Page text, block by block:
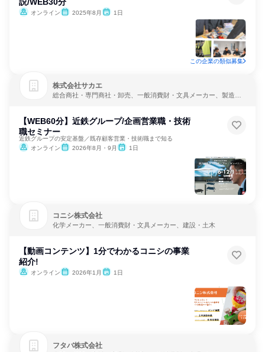
オンライン 2025年8月 1日
この企業の類似募集
株式会社サカエ
総合商社・専門商社・卸売、一般消費財・文具メーカー、製造・
【WEB60分】近鉄グループ/企画営業職・技術
職セミナー
近鉄グループの安定基盤／既存顧客営業・技術職まで知る
オンライン
2026年8月・9月 1日
コニシ株式会社
化学メーカー、一般消費財・文具メーカー、建設・土木
【動画コンテンツ】1分でわかるコニシの事業
紹介!
オンライン 2026年1月 1日
フタバ株式会社